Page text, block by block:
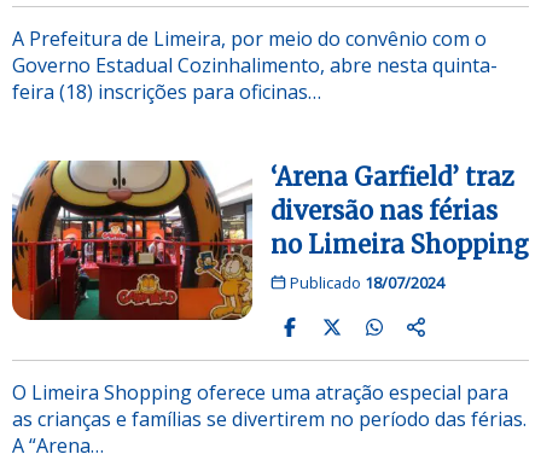
A Prefeitura de Limeira, por meio do convênio com o
Governo Estadual Cozinhalimento, abre nesta quinta-
feira (18) inscrições para oficinas…
‘Arena Garfield’ traz
diversão nas férias
no Limeira Shopping
Publicado 18/07/2024
O Limeira Shopping oferece uma atração especial para
as crianças e famílias se divertirem no período das férias.
A “Arena…